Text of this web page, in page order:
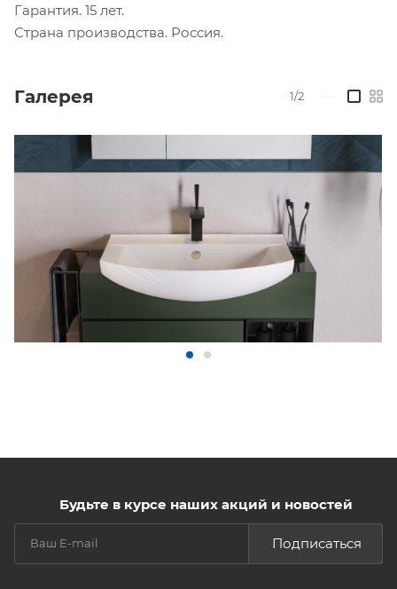
Гарантия. 15 лет.
Страна производства. Россия.
Галерея 1/2
Будьте в курсе наших акций и новостей
Подписаться